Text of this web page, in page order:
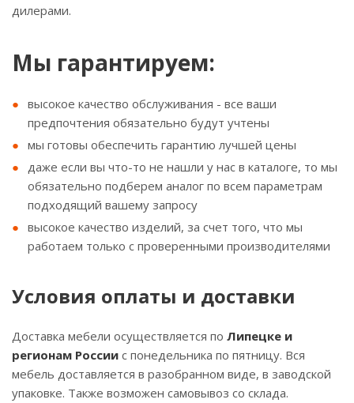
дилерами.
Мы гарантируем:
высокое качество обслуживания - все ваши
предпочтения обязательно будут учтены
мы готовы обеспечить гарантию лучшей цены
даже если вы что-то не нашли у нас в каталоге, то мы
обязательно подберем аналог по всем параметрам
подходящий вашему запросу
высокое качество изделий, за счет того, что мы
работаем только с проверенными производителями
Условия оплаты и доставки
Доставка мебели осуществляется по Липецке и
регионам России с понедельника по пятницу. Вся
мебель доставляется в разобранном виде, в заводской
упаковке. Также возможен самовывоз со склада.